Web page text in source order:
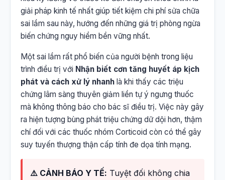
giải pháp kinh tế nhất giúp tiết kiệm chi phí sửa chữa
sai lầm sau này, hướng đến những giá trị phòng ngừa
biến chứng nguy hiểm bền vững nhất.
Một sai lầm rất phổ biến của người bệnh trong liệu
trình điều trị với Nhận biết cơn tăng huyết áp kịch
phát và cách xử lý nhanh là khi thấy các triệu
chứng lâm sàng thuyên giảm liền tự ý ngưng thuốc
mà không thông báo cho bác sĩ điều trị. Việc này gây
ra hiện tượng bùng phát triệu chứng dữ dội hơn, thậm
chí đối với các thuốc nhóm Corticoid còn có thể gây
suy tuyến thượng thận cấp tính đe dọa tính mạng.
⚠️ CẢNH BÁO Y TẾ: Tuyệt đối không chia